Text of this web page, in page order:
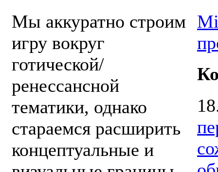
Мы аккуратно строим
игру вокруг
готической/
ренессансной
тематики, однако
стараемся расширить
концептуальные и